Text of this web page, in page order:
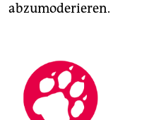
abzumoderieren.